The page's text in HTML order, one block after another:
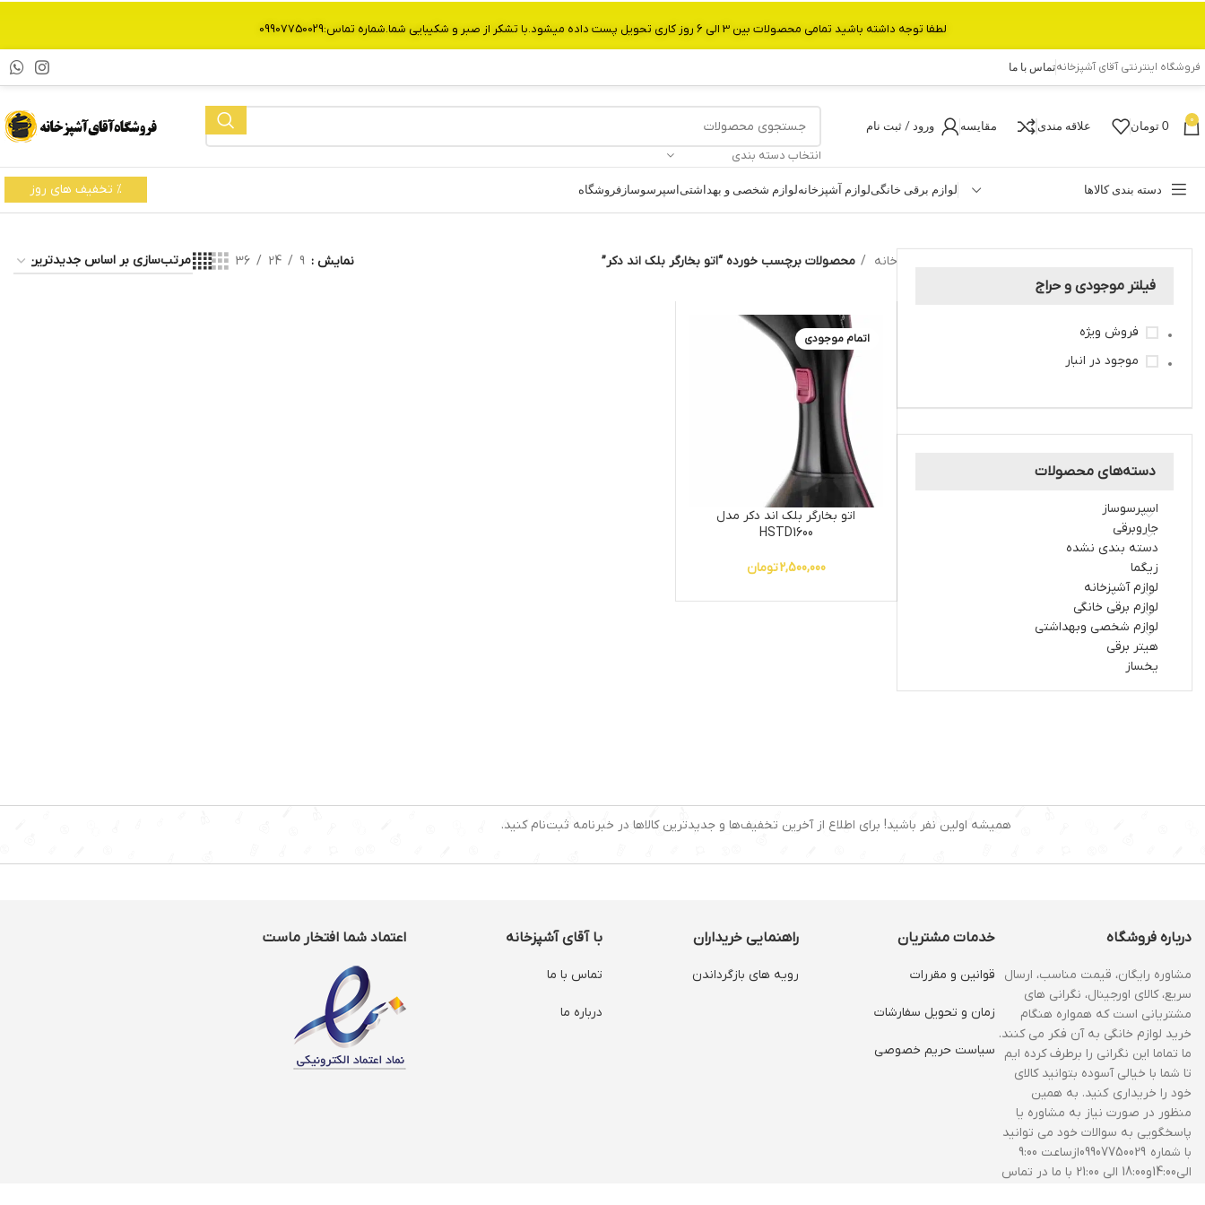
فروشگاه اینترنتی آقای آشپزخانهتماس با ما
0
0 تومان علاقه مندی مقایسه ورود / ثبت نام
انتخاب دسته بندی
دسته بندی کالاها لوازم برقی خانگیلوازم آشپزخانهلوازم شخصی و بهداشتی اسپرسوساز فروشگاه % تخفیف های روز
فیلتر موجودی و حراج
فروش ویژه
موجود در انبار
دسته‌های محصولات
اسپرسوساز
جاروبرقی
دسته بندی نشده
زیگما
لوازم آشپزخانه
لوازم برقی خانگی
لوازم شخصی وبهداشتی
هیتر برقی
یخساز
خانه محصولات برچسب خورده “اتو بخارگر بلک اند دکر” نمایش 9
24
36
اتمام موجودی
اتو بخارگر بلک اند دکر مدل
HSTD1600
2,500,000تومان
همیشه اولین نفر باشید! برای اطلاع از آخرین تخفیف‌ها و جدیدترین کالاها در خبرنامه ثبت‌نام کنید.
درباره فروشگاه
مشاوره رایگان، قیمت مناسب، ارسال
سریع، کالای اورجینال، نگرانی های
مشتریانی است که همواره هنگام
خرید لوازم خانگی به آن فکر می کنند.
ما تماما این نگرانی را برطرف کرده ایم
تا شما با خیالی آسوده بتوانید کالای
خود را خریداری کنید. به همین
منظور در صورت نیاز به مشاوره یا
پاسخگویی به سوالات خود می توانید
با شماره 09907750029ازساعت 9:00
الی14:00و18:00 الی 21:00 با ما در تماس
خدمات مشتریان
قوانین و مقررات
زمان و‌ تحویل سفارشات
سیاست حریم خصوصی
راهنمایی خریداران
رویه های بازگرداندن
با آقای آشپزخانه
تماس با ما
درباره ما
اعتماد شما افتخار ماست
لطفا توجه داشته باشید تمامی محصولات بین 3 الی 6 روز کاری تحویل پست داده میشود.با تشکر از صبر و شکیبایی شما.شماره تماس:09907750029